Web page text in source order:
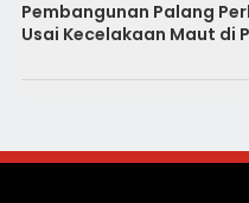
Pembangunan Palang
Usai Kecelakaan Maut di